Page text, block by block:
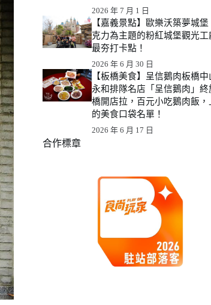
2026 年 7 月 1 日
【嘉義景點】歐樂沃築夢城堡
克力為主題的粉紅城堡觀光工
最夯打卡點！
2026 年 6 月 30 日
【板橋美食】呈信鵝肉板橋中
永和排隊名店「呈信鵝肉」終
橋開店拉，百元小吃鵝肉飯，
的美食口袋名單！
2026 年 6 月 17 日
合作標章